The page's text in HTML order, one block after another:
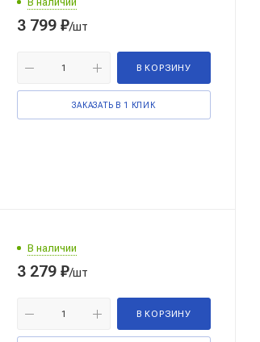
3 799 ₽/шт
В КОРЗИНУ
ЗАКАЗАТЬ В 1 КЛИК
В наличии
3 279 ₽/шт
В КОРЗИНУ